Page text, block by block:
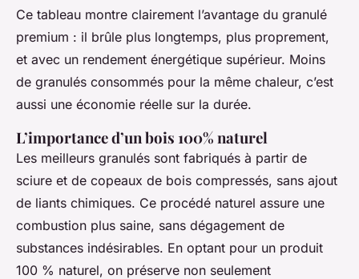
Ce tableau montre clairement l’avantage du granulé
premium : il brûle plus longtemps, plus proprement,
et avec un rendement énergétique supérieur. Moins
de granulés consommés pour la même chaleur, c’est
aussi une économie réelle sur la durée.
L’importance d’un bois 100% naturel
Les meilleurs granulés sont fabriqués à partir de
sciure et de copeaux de bois compressés, sans ajout
de liants chimiques. Ce procédé naturel assure une
combustion plus saine, sans dégagement de
substances indésirables. En optant pour un produit
100 % naturel, on préserve non seulement